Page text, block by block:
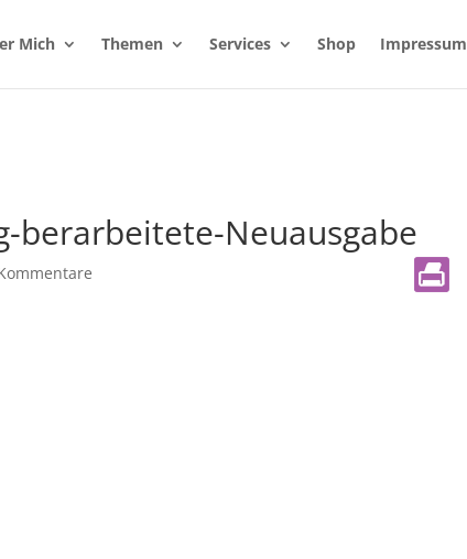
Mich Themen Services Shop Impressum
berarbeitete-Neuausgabe